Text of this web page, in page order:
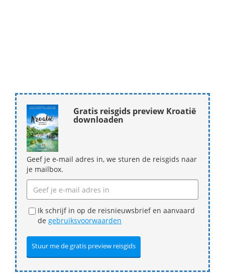
Gratis reisgids preview Kroatië
downloaden
Geef je e-mail adres in, we sturen de reisgids naar
je mailbox.
Ik schrijf in op de reisnieuwsbrief en aanvaard
de gebruiksvoorwaarden